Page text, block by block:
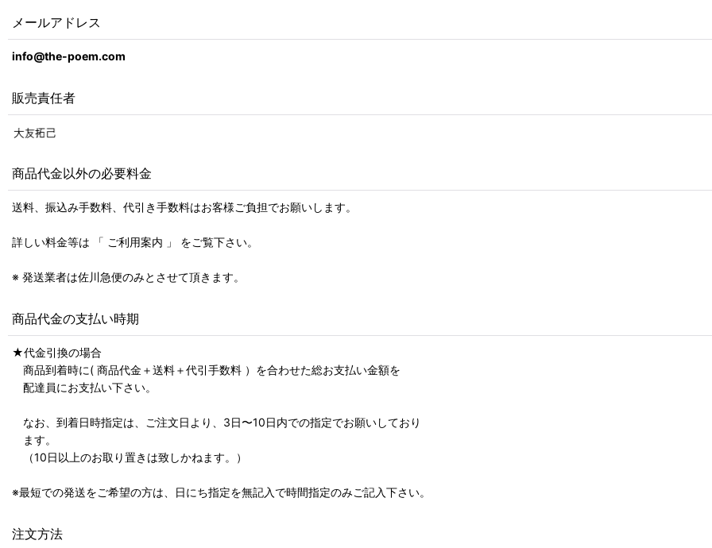
メールアドレス
info@the-poem.com
販売責任者
商品代金以外の必要料金
送料、振込み手数料、代引き手数料はお客様ご負担でお願いします。
詳しい料金等は 「 ご利用案内 」 をご覧下さい。
※ 発送業者は佐川急便のみとさせて頂きます。
商品代金の支払い時期
★代金引換の場合
商品到着時に( 商品代金＋送料＋代引手数料 ）を合わせた総お支払い金額を
配達員にお支払い下さい。
なお、到着日時指定は、ご注文日より、3日〜10日内での指定でお願いしており
ます。
（10日以上のお取り置きは致しかねます。）
※最短での発送をご希望の方は、日にち指定を無記入で時間指定のみご記入下さい。
注文方法